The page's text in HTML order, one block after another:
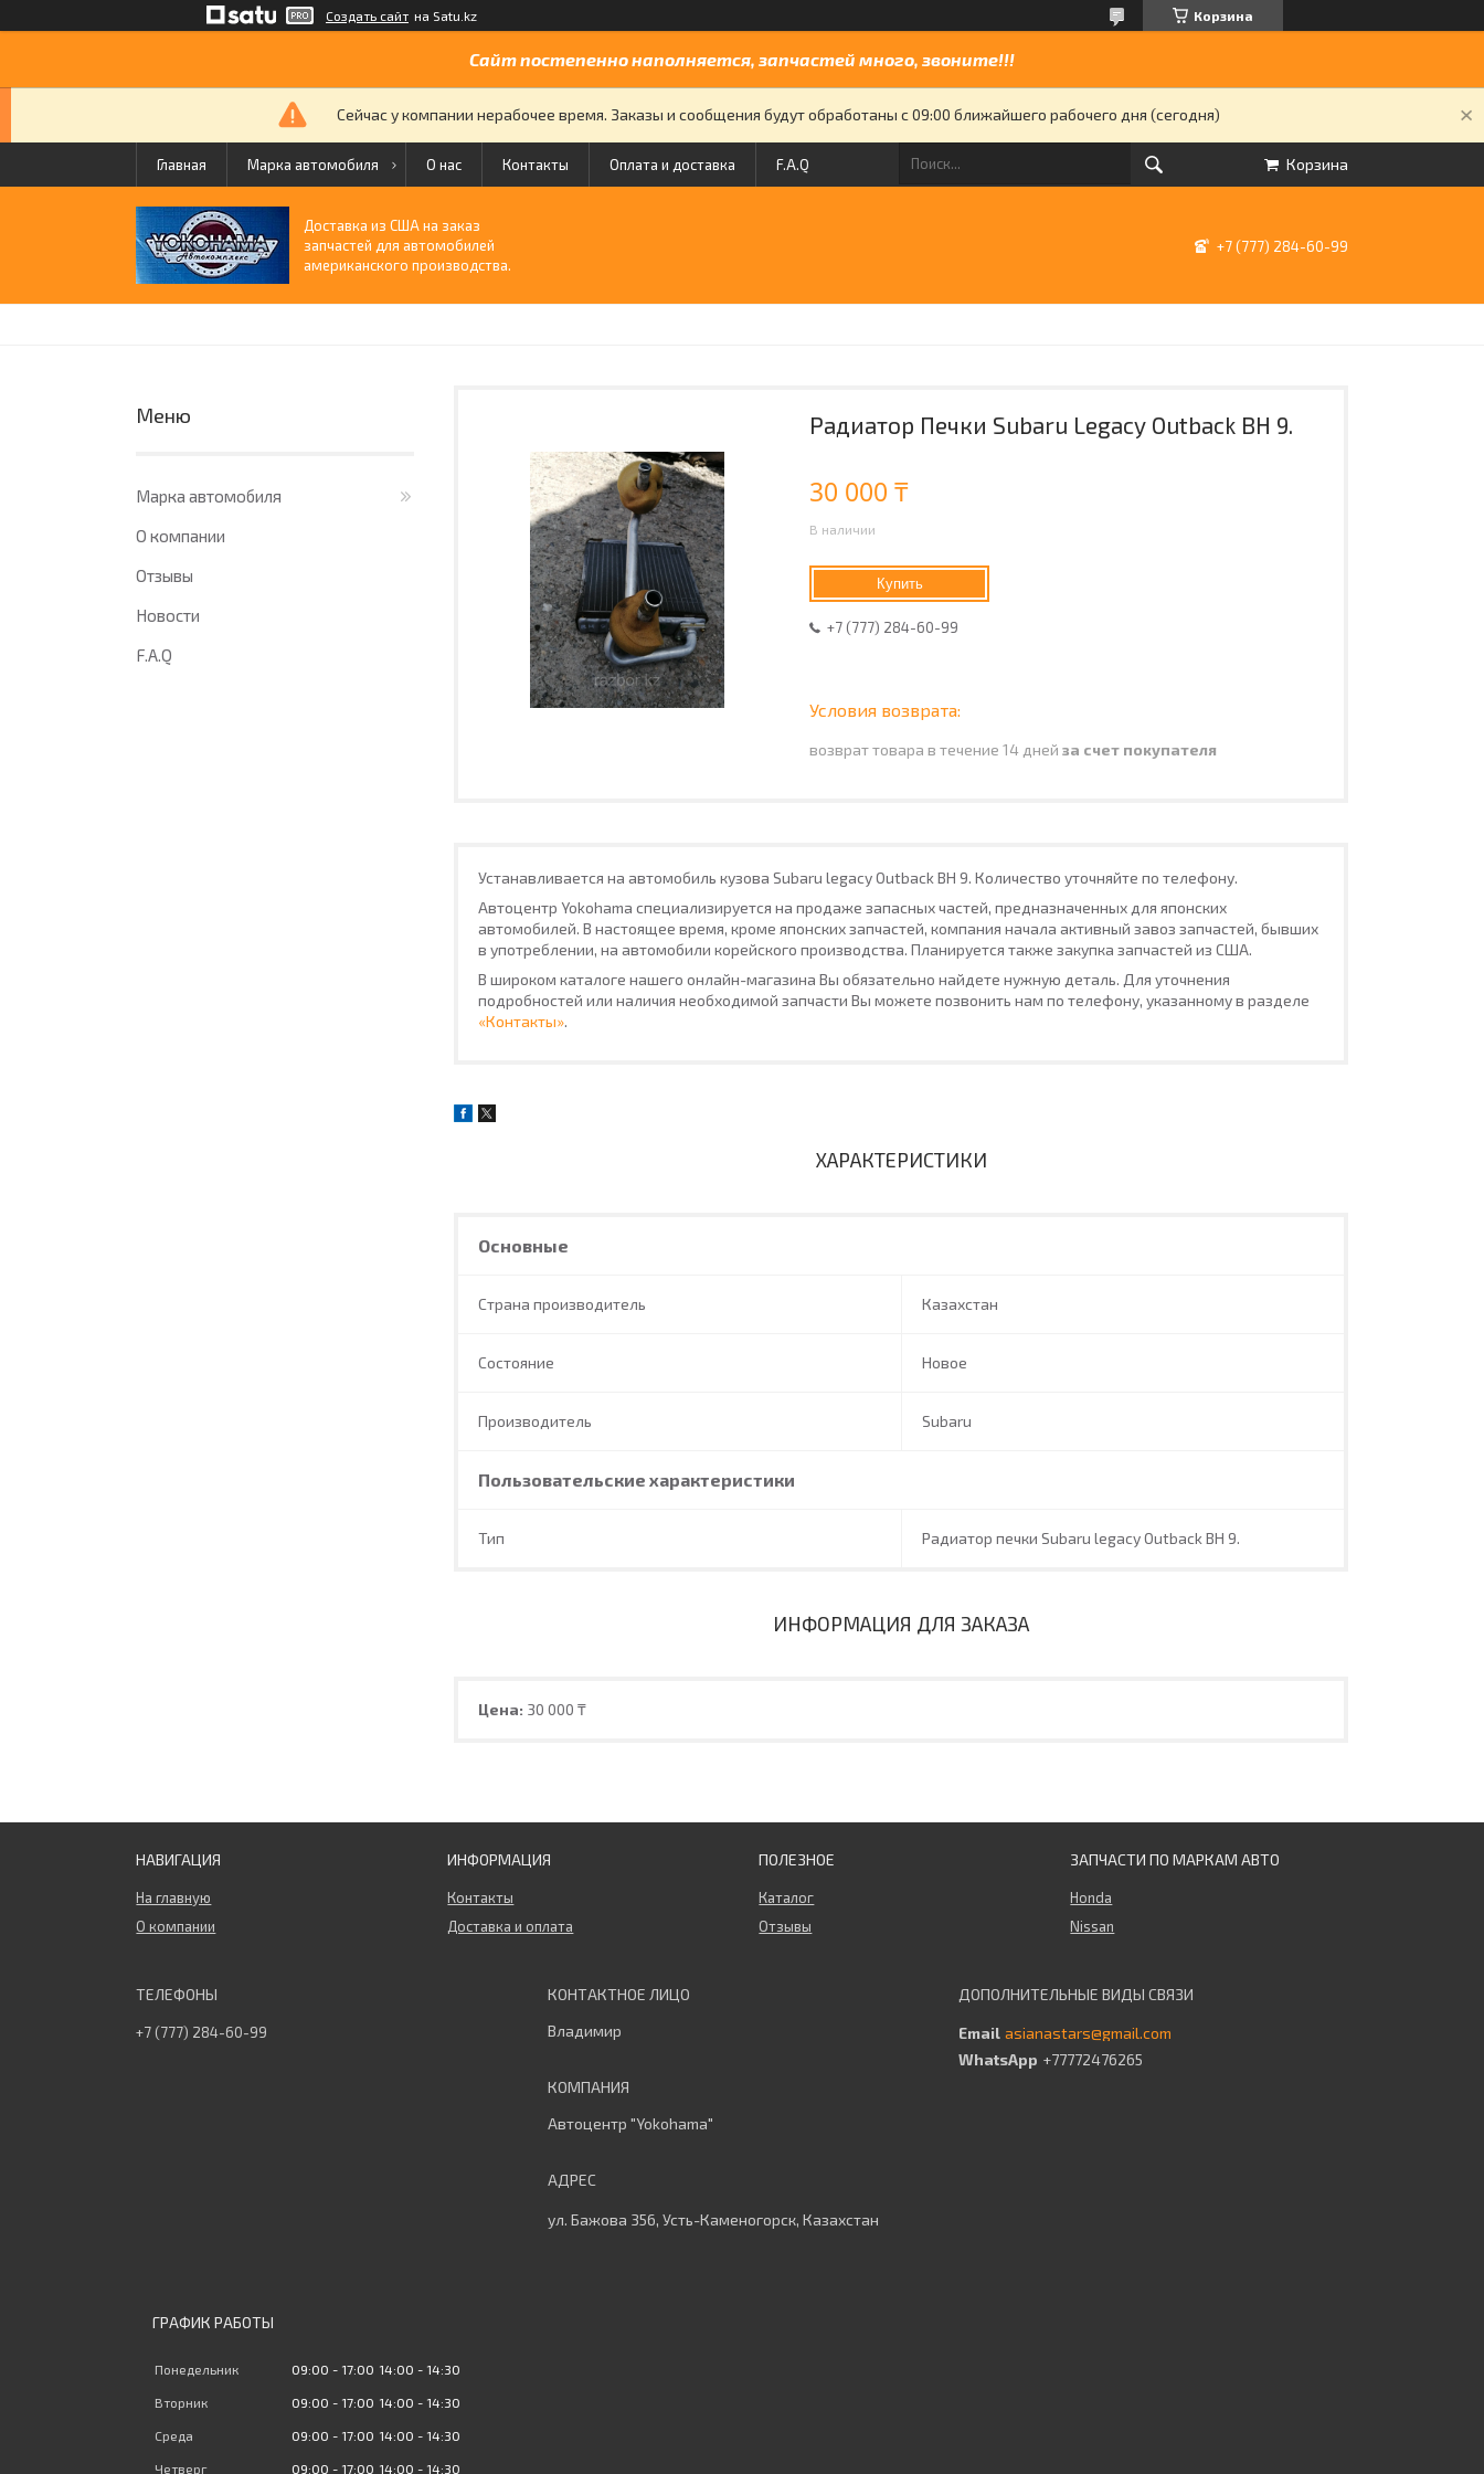
Создать сайт на Satu.kz Корзина
Сайт постепенно наполняется, запчастей много, звоните!!!
Сейчас у компании нерабочее время. Заказы и сообщения будут обработаны с 09:00 ближайшего рабочего дня (сегодня)
Главная Марка автомобиля О нас Контакты Оплата и доставка F.A.Q Корзина
Доставка из США на заказ
запчастей для автомобилей
американского производства.
+7 (777) 284-60-99
Радиатор Печки Subaru Legacy Outback BH 9.
30 000 ₸
В наличии
Купить
+7 (777) 284-60-99
возврат товара в течение 14 дней за счет покупателя
Устанавливается на автомобиль кузова Subaru legacy Outback BH 9. Количество уточняйте по телефону.
Автоцентр Yokohama специализируется на продаже запасных частей, предназначенных для японских
автомобилей. В настоящее время, кроме японских запчастей, компания начала активный завоз запчастей, бывших
в употреблении, на автомобили корейского производства. Планируется также закупка запчастей из США.
В широком каталоге нашего онлайн-магазина Вы обязательно найдете нужную деталь. Для уточнения
подробностей или наличия необходимой запчасти Вы можете позвонить нам по телефону, указанному в разделе
«Контакты».
ХАРАКТЕРИСТИКИ
Основные
Страна производитель Казахстан
Состояние Новое
Производитель Subaru
Пользовательские характеристики
Тип Радиатор печки Subaru legacy Outback BH 9.
ИНФОРМАЦИЯ ДЛЯ ЗАКАЗА
Цена: 30 000 ₸
Марка автомобиля
О компании
Отзывы
Новости
F.A.Q
НАВИГАЦИЯ
На главную
О компании
ИНФОРМАЦИЯ
Контакты
Доставка и оплата
ПОЛЕЗНОЕ
Каталог
Отзывы
ЗАПЧАСТИ ПО МАРКАМ АВТО
Honda
Nissan
+7 (777) 284-60-99 Владимир
Автоцентр "Yokohama"
ул. Бажова 356, Усть-Каменогорск, Казахстан
asianastars@gmail.com
+77772476265
ГРАФИК РАБОТЫ
Понедельник 09:00 17:00 14:00 14:30
Вторник 09:00 17:00 14:00 14:30
Среда 09:00 17:00 14:00 14:30
Четверг 09:00 17:00 14:00 14:30